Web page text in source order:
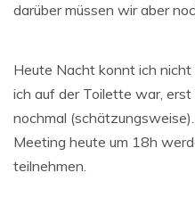
darüber müssen wir aber
Heute Nacht konnt ich
ich auf der Toilette war,
nochmal
Meeting heute um 18h
teilnehmen.